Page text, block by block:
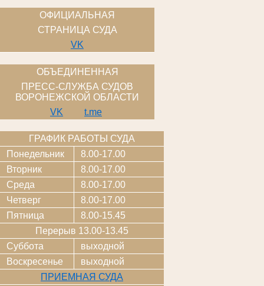
ОФИЦИАЛЬНАЯ
СТРАНИЦА СУДА
VK
ОБЪЕДИНЕННАЯ
ПРЕСС-СЛУЖБА СУДОВ
ВОРОНЕЖСКОЙ ОБЛАСТИ
VK
t.me
ГРАФИК РАБОТЫ СУДА
Понедельник
8.00-17.00
Вторник
8.00-17.00
Среда
8.00-17.00
Четверг
8.00-17.00
Пятница
8.00-15.45
Перерыв 13.00-13.45
Суббота
выходной
Воскресенье
выходной
ПРИЕМНАЯ СУДА